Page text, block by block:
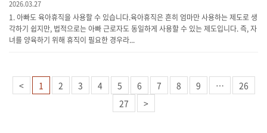
2026.03.27
1. 아빠도 육아휴직을 사용할 수 있습니다.육아휴직은 흔히 엄마만 사용하는 제도로 생
각하기 쉽지만, 법적으로는 아빠 근로자도 동일하게 사용할 수 있는 제도입니다. 즉, 자
녀를 양육하기 위해 휴직이 필요한 경우라...
< 1 2 3 4 5 6 7 8 9 …
26
27
>